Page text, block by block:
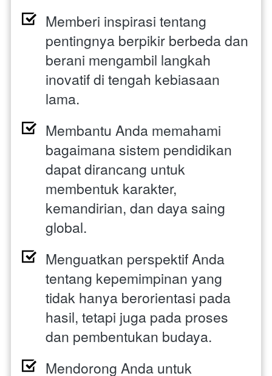
Memberi inspirasi tentang
pentingnya berpikir berbeda dan
berani mengambil langkah
inovatif di tengah kebiasaan
lama.
Membantu Anda memahami
bagaimana sistem pendidikan
dapat dirancang untuk
membentuk karakter,
kemandirian, dan daya saing
global.
Menguatkan perspektif Anda
tentang kepemimpinan yang
tidak hanya berorientasi pada
hasil, tetapi juga pada proses
dan pembentukan budaya.
Mendorong Anda untuk